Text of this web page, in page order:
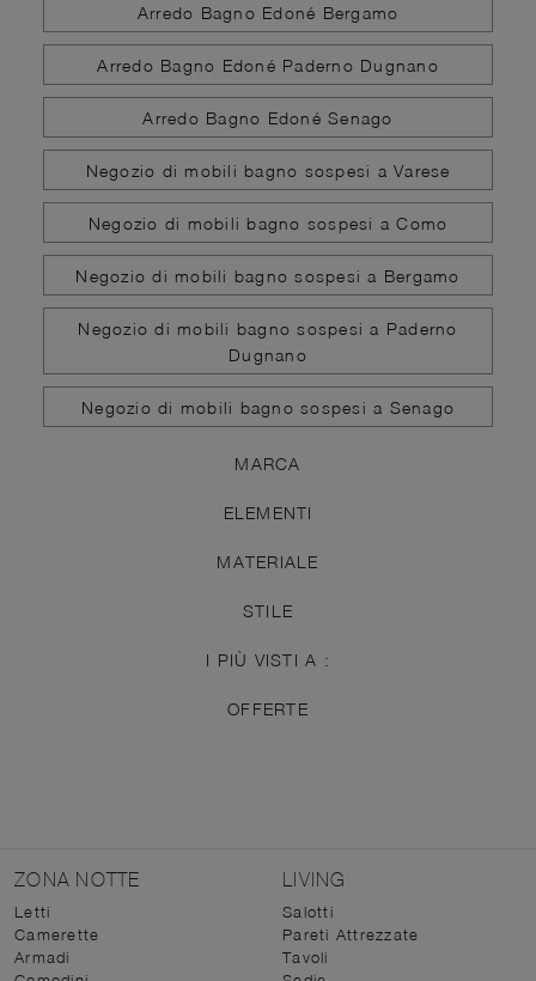
Arredo Bagno Edoné Bergamo
Arredo Bagno Edoné Paderno Dugnano
Arredo Bagno Edoné Senago
Negozio di mobili bagno sospesi a Varese
Negozio di mobili bagno sospesi a Como
Negozio di mobili bagno sospesi a Bergamo
Negozio di mobili bagno sospesi a Paderno
Dugnano
Negozio di mobili bagno sospesi a Senago
MARCA
ELEMENTI
MATERIALE
STILE
I PIÙ VISTI A :
OFFERTE
ZONA NOTTE
Letti
Camerette
Armadi
LIVING
Salotti
Pareti Attrezzate
Tavoli